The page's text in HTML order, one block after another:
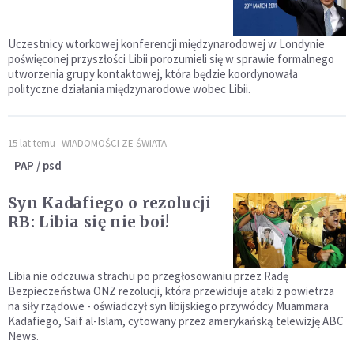
Uczestnicy wtorkowej konferencji międzynarodowej w Londynie
poświęconej przyszłości Libii porozumieli się w sprawie formalnego
utworzenia grupy kontaktowej, która będzie koordynowała
polityczne działania międzynarodowe wobec Libii.
15 lat temu WIADOMOŚCI ZE ŚWIATA
PAP / psd
Syn Kadafiego o rezolucji
RB: Libia się nie boi!
Libia nie odczuwa strachu po przegłosowaniu przez Radę
Bezpieczeństwa ONZ rezolucji, która przewiduje ataki z powietrza
na siły rządowe - oświadczył syn libijskiego przywódcy Muammara
Kadafiego, Saif al-Islam, cytowany przez amerykańską telewizję ABC
News.